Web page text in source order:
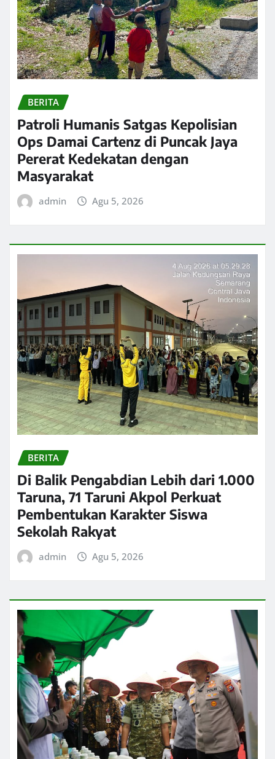
BERITA
Patroli Humanis Satgas Kepolisian
Ops Damai Cartenz di Puncak Jaya
Pererat Kedekatan dengan
Masyarakat
admin Agu 5, 2026
BERITA
Di Balik Pengabdian Lebih dari 1.000
Taruna, 71 Taruni Akpol Perkuat
Pembentukan Karakter Siswa
Sekolah Rakyat
admin Agu 5, 2026